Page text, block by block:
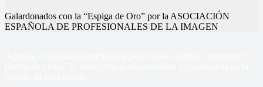
Galardonados con la “Espiga de Oro” por la ASOCIACIÓN
ESPAÑOLA DE PROFESIONALES DE LA IMAGEN